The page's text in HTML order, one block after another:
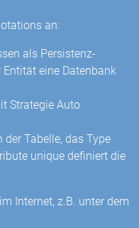
an:
als Persistenz-
eine Datenbank
Strategie Auto
der Tabelle, das Type
unique definiert die
Internet, z.B. unter dem